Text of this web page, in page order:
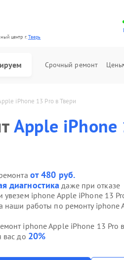
центр г.Тверь
Срочный ремонт Цены
iPhone 13 Pro в Твери
Apple iPhone
от 480 руб.
диагностика даже при отказе
увезем iphone Apple iPhone 13
наши работы по ремонту
iphone Apple iPhone 13 Pro
вас до 20%